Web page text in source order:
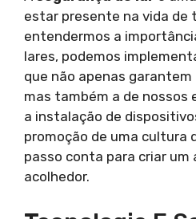
estar presente na vida de
entendermos a
lares, podemos
que não apenas garantem
mas também a de nossos
a instalação de
promoção de uma cultura
passo conta para criar um
acolhedor.